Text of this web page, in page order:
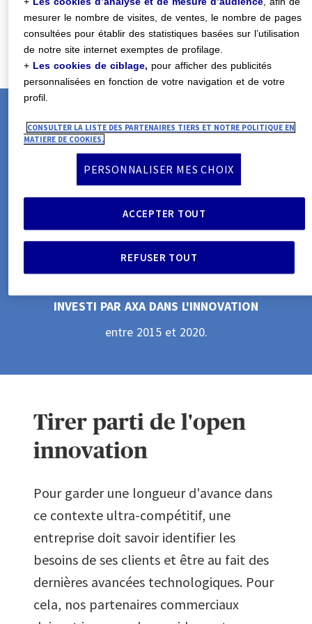
collaboratives sur mesure, en phase avec
les attentes de leurs clients.
0
1
2
3
4
5
6
8
9
SOLUTIONS RÉCOMPENSÉES D'UNE MÉDAILLE
D'ARGENT
aux EFMA-Accenture Awards en 2021.
0
1
2
3
4
6
7
Milliard
INVESTI PAR AXA DANS L'INNOVATION
entre 2015 et 2020.
Tirer parti de l'open
innovation
Pour garder une longueur d'avance dans
ce contexte ultra-compétitif, une
entreprise doit savoir identifier les
besoins de ses clients et être au fait des
dernières avancées technologiques. Pour
cela, nos partenaires commerciaux
mesurer le nombre de visites, de ventes, le nombre de pages
consultées pour établir des statistiques basées sur l’utilisation
de notre site internet exemptes de profilage.
+ Les cookies de ciblage, pour afficher des publicités
personnalisées en fonction de votre navigation et de votre
profil.
CONSULTER LA LISTE DES PARTENAIRES TIERS ET NOTRE POLITIQUE EN
MATIERE DE COOKIES.
REFUSER TOUT
ACCEPTER TOUT
PERSONNALISER MES CHOIX